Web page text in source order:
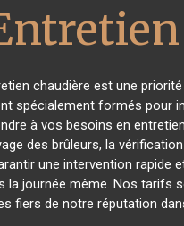
chaudière est une
spécialement formés pour
à vos besoins en
des brûleurs, la
une intervention rapide
la journée même. Nos
fiers de notre réputation